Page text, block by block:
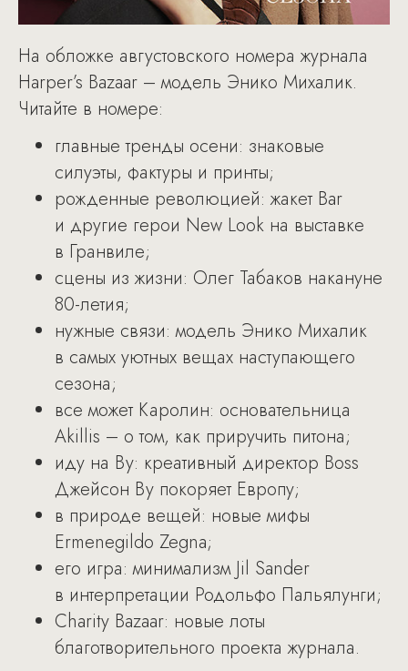
На обложке августовского номера журнала
Harper’s Bazaar – модель Энико Михалик.
Читайте в номере:
главные тренды осени: знаковые
силуэты, фактуры и принты;
рожденные революцией: жакет Bar
и другие герои New Look на выставке
в Гранвиле;
сцены из жизни: Олег Табаков накануне
80-летия;
нужные связи: модель Энико Михалик
в самых уютных вещах наступающего
сезона;
все может Каролин: основательница
Akillis – о том, как приручить питона;
иду на Ву: креативный директор Boss
Джейсон Ву покоряет Европу;
в природе вещей: новые мифы
Ermenegildo Zegna;
его игра: минимализм Jil Sander
в интерпретации Родольфо Пальялунги;
Charity Bazaar: новые лоты
благотворительного проекта журнала.